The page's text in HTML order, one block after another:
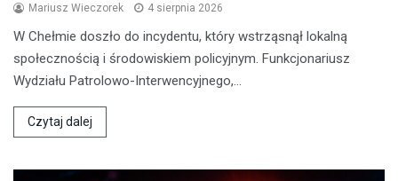
Mariusz Wieczorek 4 sierpnia 2026
W Chełmie doszło do incydentu, który wstrząsnął lokalną
społecznością i środowiskiem policyjnym. Funkcjonariusz
Wydziału Patrolowo-Interwencyjnego,…
Czytaj dalej